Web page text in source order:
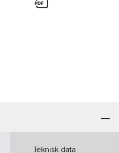
Teknisk data